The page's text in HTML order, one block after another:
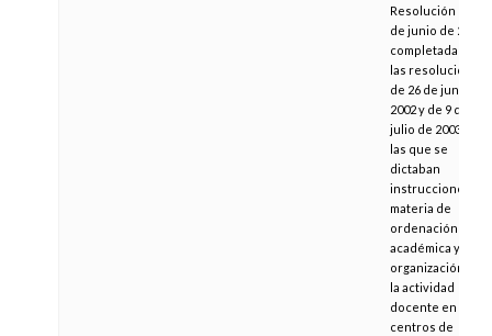
Resolución de 15
de junio de 2001,
completada por
las resoluciones
de 26 de junio de
2002 y de 9 de
julio de 2003, por
las que se
dictaban
instrucciones en
materia de
ordenación
académica y de
organización de
la actividad
docente en los
centros de